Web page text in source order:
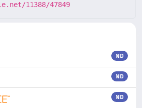
11388/47849
ND
ND
ND